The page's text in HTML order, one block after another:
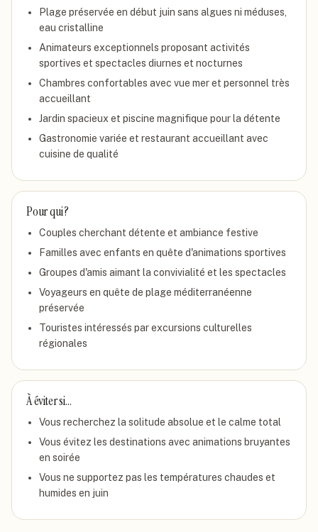
Plage préservée en début juin sans algues ni méduses,
eau cristalline
Animateurs exceptionnels proposant activités
sportives et spectacles diurnes et nocturnes
Chambres confortables avec vue mer et personnel très
accueillant
Jardin spacieux et piscine magnifique pour la détente
Gastronomie variée et restaurant accueillant avec
cuisine de qualité
Pour qui ?
Couples cherchant détente et ambiance festive
Familles avec enfants en quête d'animations sportives
Groupes d'amis aimant la convivialité et les spectacles
Voyageurs en quête de plage méditerranéenne
préservée
Touristes intéressés par excursions culturelles
régionales
À éviter si…
Vous recherchez la solitude absolue et le calme total
Vous évitez les destinations avec animations bruyantes
en soirée
Vous ne supportez pas les températures chaudes et
humides en juin